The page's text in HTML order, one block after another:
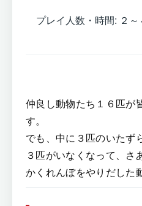
プレイ人数・時間: ２
仲良し動物たち１６匹が
す。
でも、中に３匹のいたず
３匹がいなくなって、さ
かくれんぼをやりだした